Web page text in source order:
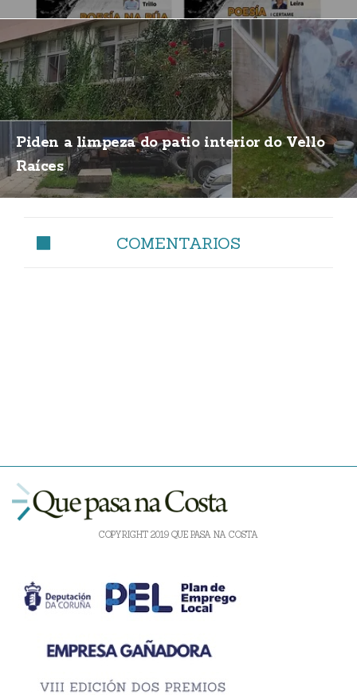
Piden a limpeza do patio interior do Vello
Raíces
COMENTARIOS
COPYRIGHT 2019 QUE PASA NA COSTA